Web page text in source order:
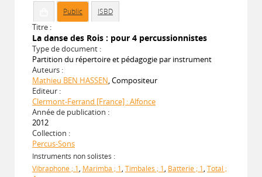
Public ISBD
Titre :
La danse des Rois : pour 4 percussionnistes
Type de document :
Partition du répertoire et pédagogie par instrument
Auteurs :
Mathieu BEN HASSEN, Compositeur
Editeur :
Clermont-Ferrand [France] : Alfonce
Année de publication :
2012
Collection :
Percus-Sons
Instruments non solistes :
Vibraphone ; 1, Marimba ; 1, Timbales ; 1, Batterie ; 1, Total ;